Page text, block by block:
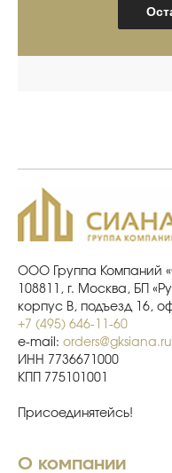
ООО Группа Компаний
108811, г. Москва, БП
корпус В, подъезд 16,
+7 (495) 646-11-60
e-mail: orders@gksiana.ru
ИНН 7736671000
КПП 775101001
Присоединятейсь!
О компании